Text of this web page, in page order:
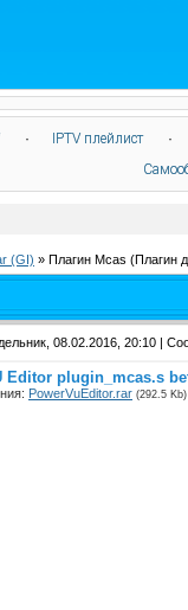
· IPTV плейлист
·
(GI) » Плагин Mcas (Плагин
08.02.2016, 20:10 |
Editor plugin_mcas.s
PowerVuEditor.rar (292.5 Kb)